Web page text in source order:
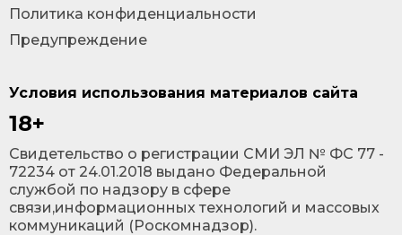
Условия использования материалов сайта
18+
Cвидетельство о регистрации СМИ ЭЛ № ФС 77 -
72234 от 24.01.2018 выдано Федеральной
службой по надзору в сфере
связи,информационных технологий и массовых
коммуникаций (Роскомнадзор).
Политика конфиденциальности
Предупреждение